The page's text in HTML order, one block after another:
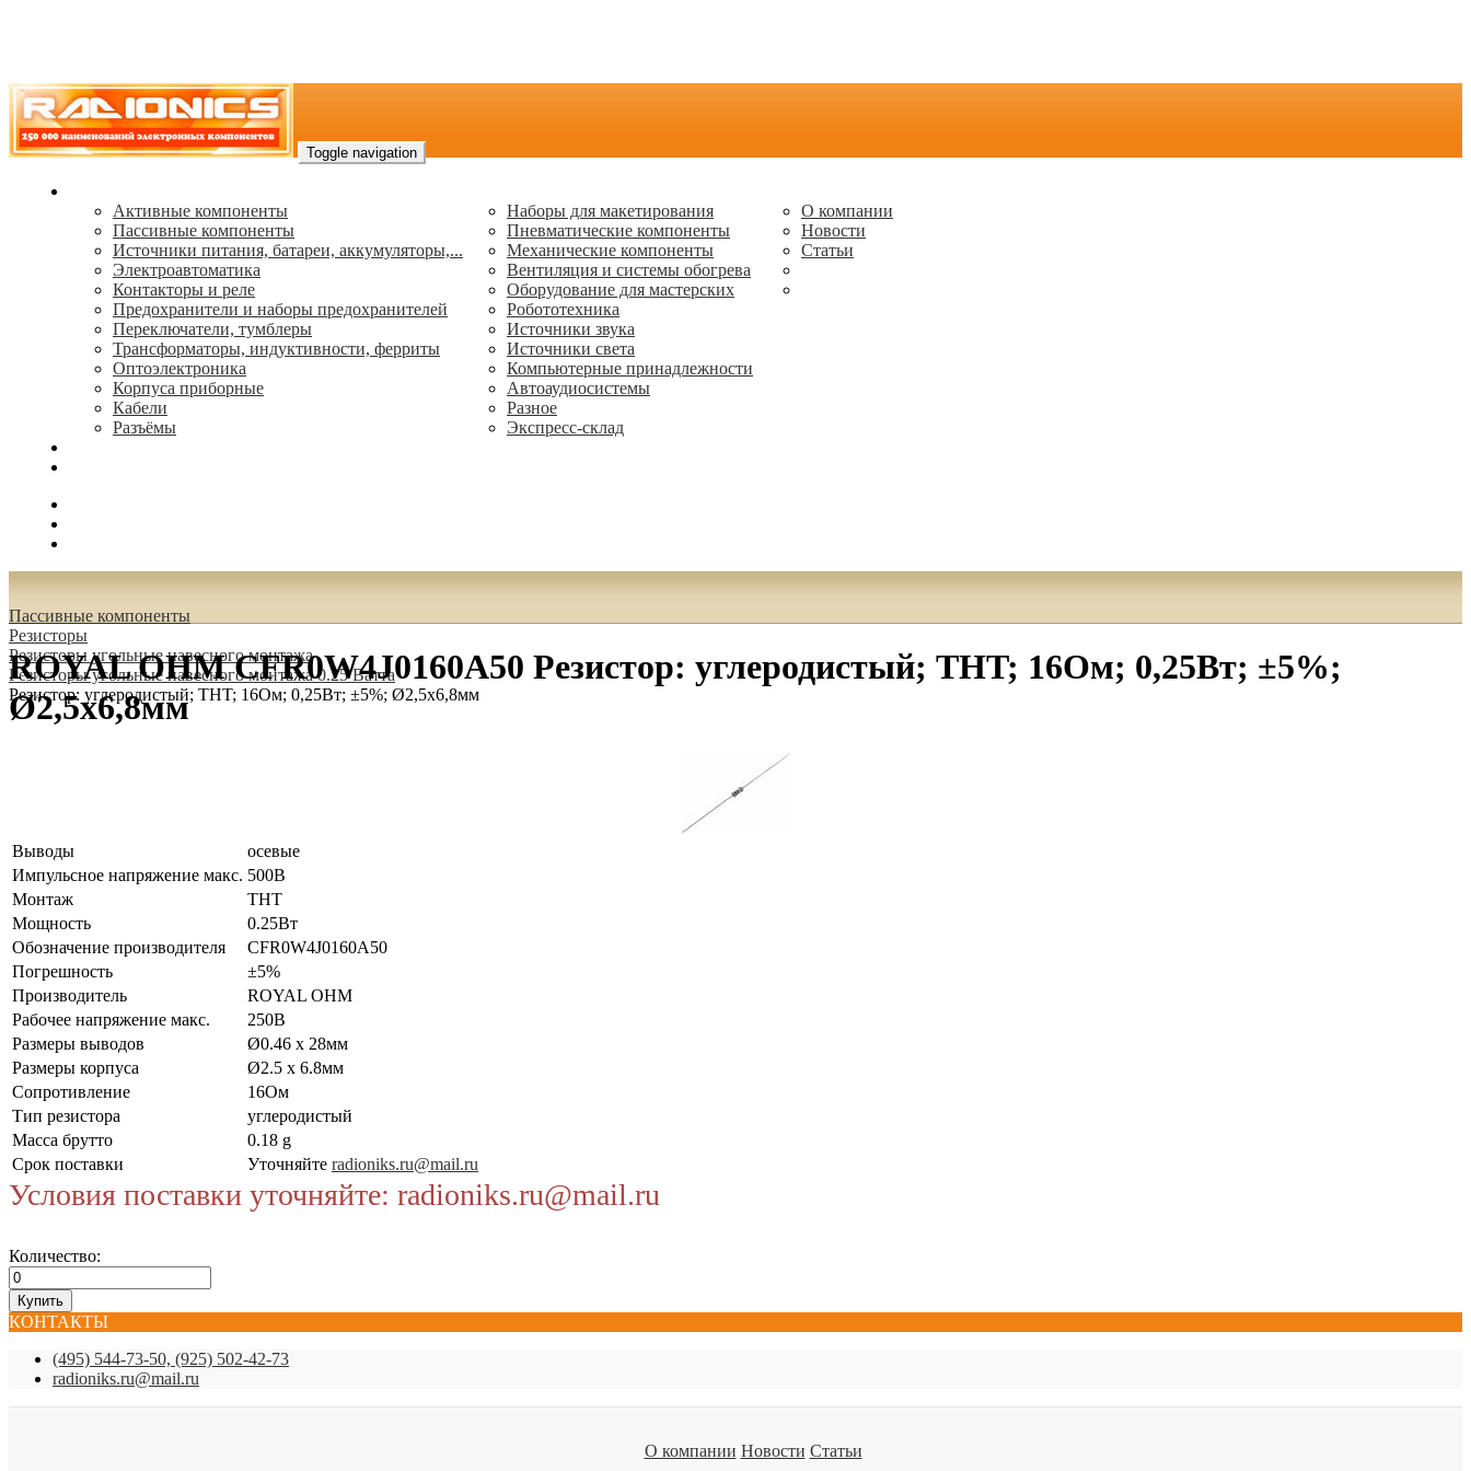
Toggle navigation
Активные компоненты
Пассивные компоненты
Источники питания, батареи, аккумуляторы,...
Электроавтоматика
Контакторы и реле
Предохранители и наборы предохранителей
Переключатели, тумблеры
Трансформаторы, индуктивности, ферриты
Oптоэлектроника
Корпуса приборные
Кабели
Разъёмы
Наборы для макетирования
Пневматические компоненты
Механические компоненты
Вентиляция и системы обогрева
Оборудование для мастерских
Робототехника
Источники звука
Источники света
Компьютерные принадлежности
Автоаудиосистемы
Разное
Экспресс-склад
О компании
Новости
Статьи
Пассивные компоненты
Резисторы
Резисторы угольные навесного монтажа
Резисторы угольные навесного монтажа 0.25 Ватта
Резистор: углеродистый; THT; 16Ом; 0,25Вт; ±5%; Ø2,5x6,8мм
ROYAL OHM CFR0W4J0160A50 Резистор: углеродистый; THT; 16Ом; 0,25Вт; ±5%;
Ø2,5x6,8мм
Выводы
осевые
Импульсное напряжение макс. 500В
Монтаж
THT
Мощность
0.25Вт
Обозначение производителя
CFR0W4J0160A50
Погрешность
±5%
Производитель
ROYAL OHM
Рабочее напряжение макс.
250В
Размеры выводов
Ø0.46 x 28мм
Размеры корпуса
Ø2.5 x 6.8мм
Сопротивление
16Ом
Тип резистора
углеродистый
Масса брутто
0.18 g
Срок поставки
Уточняйте radioniks.ru@mail.ru
Условия поставки уточняйте: radioniks.ru@mail.ru
Количество:
КОНТАКТЫ
(495) 544-73-50, (925) 502-42-73
radioniks.ru@mail.ru
О компании Новости Статьи